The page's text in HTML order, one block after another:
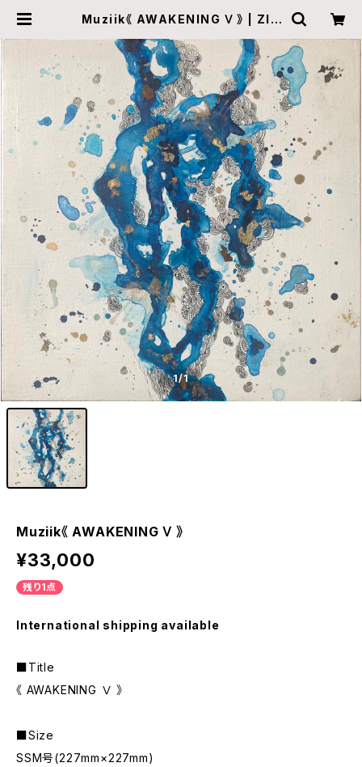
Muziik《 AWAKENING Ⅴ 》 | ZIN
1/1
Muziik《 AWAKENING Ⅴ 》
¥33,000
残り1点
International shipping available
■Title
《 AWAKENING Ⅴ 》
■Size
SSM号(227mm×227mm)